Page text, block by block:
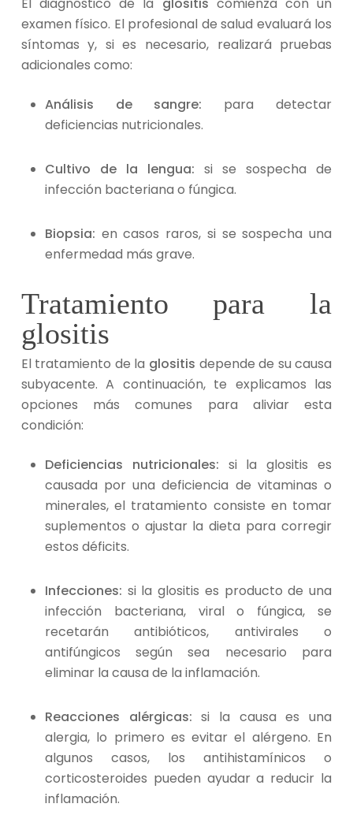
examen físico. El profesional de salud evaluará los
síntomas y, si es necesario, realizará pruebas
adicionales como:
Análisis de sangre: para detectar
deficiencias nutricionales.
Cultivo de la lengua:si se sospecha de
infección bacteriana o fúngica.
Biopsia: en casos raros, si se sospecha una
enfermedad más grave.
Tratamiento para la
glositis
El tratamiento de la glositis depende de su causa
subyacente. A continuación, te explicamos las
opciones más comunes para aliviar esta
condición:
Deficiencias nutricionales: si la glositis es
causada por una deficiencia de vitaminas o
minerales, el tratamiento consiste en tomar
suplementos o ajustar la dieta para corregir
estos déficits.
Infecciones: si la glositis es producto de una
infección bacteriana, viral o fúngica, se
recetarán antibióticos, antivirales o
antifúngicos según sea necesario para
eliminar la causa de la inflamación.
Reacciones alérgicas:si la causa es una
alergia, lo primero es evitar el alérgeno. En
algunos casos, los antihistamínicos o
corticosteroides pueden ayudar a reducir la
inflamación.